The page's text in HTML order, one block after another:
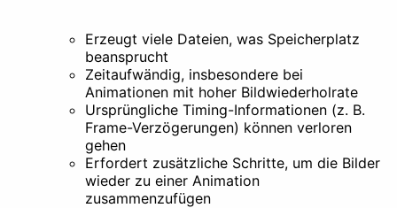
Erzeugt viele Dateien, was Speicherplatz
beansprucht
Zeitaufwändig, insbesondere bei
Animationen mit hoher Bildwiederholrate
Ursprüngliche Timing-Informationen (z. B.
Frame-Verzögerungen) können verloren
gehen
Erfordert zusätzliche Schritte, um die Bilder
wieder zu einer Animation
zusammenzufügen